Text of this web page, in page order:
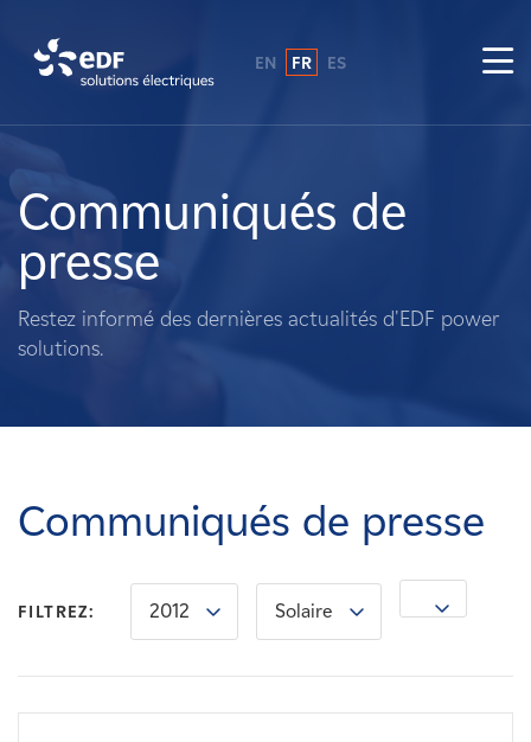
A propos de nous
Ce que nous faisons
Propriétaires fonciers
Carrières
Nouvelles
EN FR ES
Communiqués de
presse
Restez informé des dernières actualités d'EDF power
solutions.
Communiqués de presse
FILTREZ: 2012 Solaire